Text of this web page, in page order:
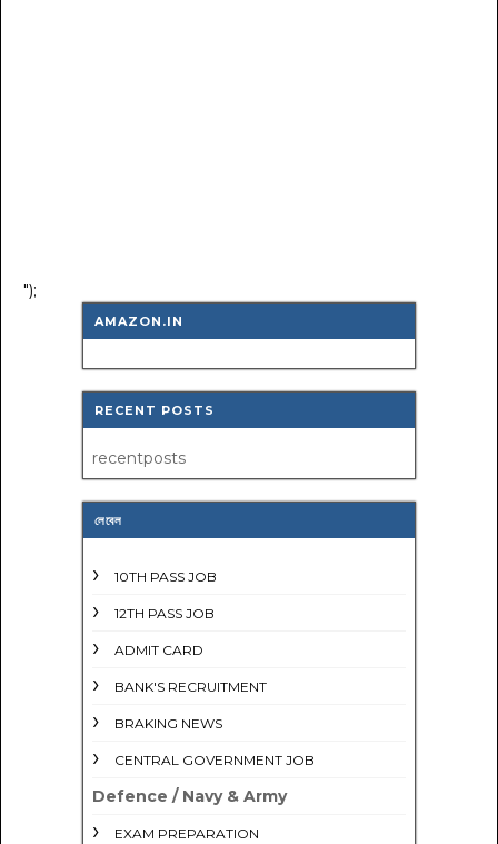
");
AMAZON.IN
RECENT POSTS
recentposts
লেবেল
10TH PASS JOB
12TH PASS JOB
ADMIT CARD
BANK'S RECRUITMENT
BRAKING NEWS
CENTRAL GOVERNMENT JOB
Defence / Navy & Army
EXAM PREPARATION